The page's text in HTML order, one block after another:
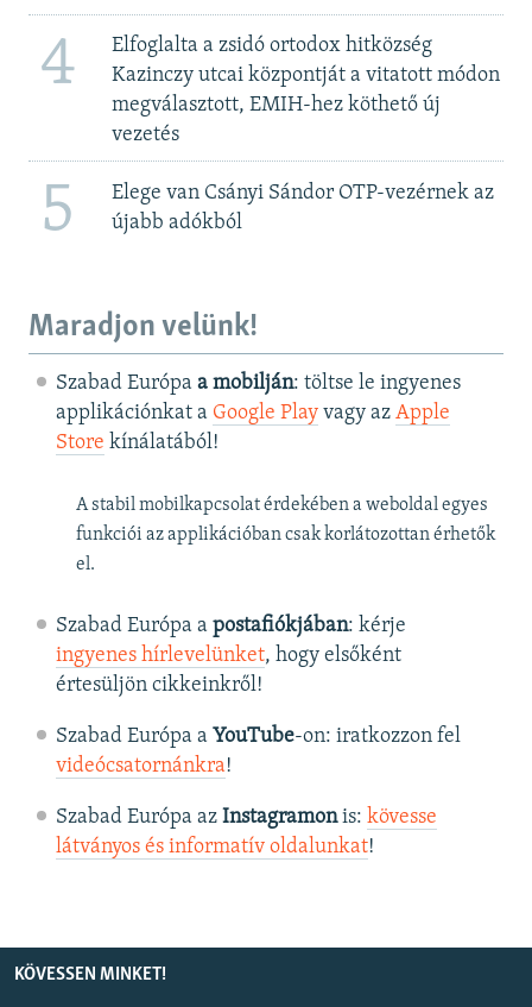
4
Elfoglalta a zsidó ortodox hitközség
Kazinczy utcai központját a vitatott módon
megválasztott, EMIH-hez köthető új
vezetés
5
Elege van Csányi Sándor OTP-vezérnek az
újabb adókból
Maradjon velünk!
Szabad Európa a mobilján: töltse le ingyenes
applikációnkat a Google Playvagy az Apple
Store kínálatából!
A stabil mobilkapcsolat érdekében a weboldal egyes
funkciói az applikációban csak korlátozottan érhetők
el.
Szabad Európa a postafiókjában: kérje
ingyenes hírlevelünket, hogy elsőként
értesüljön cikkeinkről!
Szabad Európa a YouTube-on: iratkozzon fel
videócsatornánkra!
Szabad Európa az Instagramonis: kövesse
látványos és informatív oldalunkat! ​
KÖVESSEN MINKET!